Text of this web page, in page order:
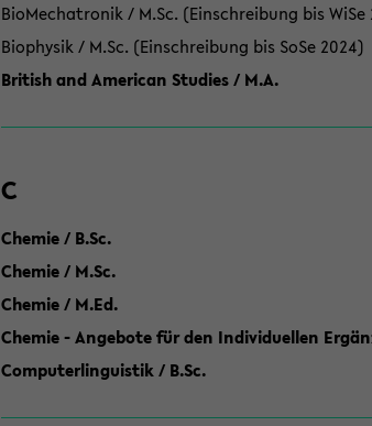
BioMechatronik / M.Sc. (Einschreibung bis WiSe
Biophysik / M.Sc. (Einschreibung bis SoSe 2024)
British and American Studies / M.A.
C
Chemie / B.Sc.
Chemie / M.Sc.
Chemie / M.Ed.
Chemie - Angebote für den Individuellen
Computerlinguistik / B.Sc.